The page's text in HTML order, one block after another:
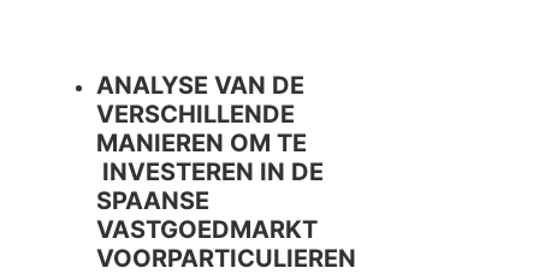
ANALYSE VAN DE
VERSCHILLENDE
MANIEREN OM TE
INVESTEREN IN DE
SPAANSE
VASTGOEDMARKT
VOORPARTICULIEREN